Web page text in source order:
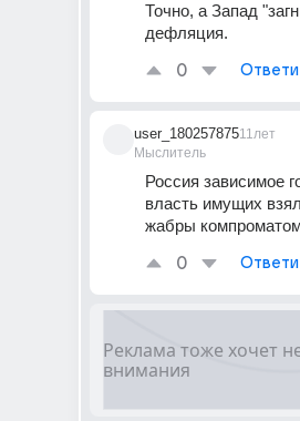
Точно, а Запад
дефляция.
0
user_180257875
Мыслитель
11лет
Россия зависимое
власть имущих
жабры
0